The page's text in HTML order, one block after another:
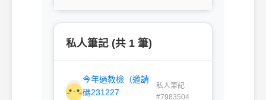
私人筆記 (共 1 筆)
今年過教檢（邀請
碼231227
私人筆記
#7983504